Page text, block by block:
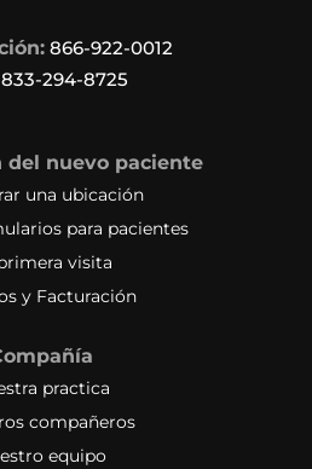
866-922-0012
294-8725
del nuevo paciente
una ubicación
para pacientes
visita
y Facturación
practica
compañeros
equipo